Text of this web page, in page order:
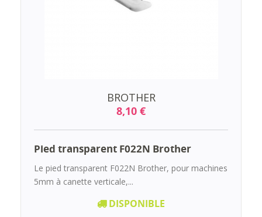
BROTHER
8,10 €
Pied transparent F022N Brother
Le pied transparent F022N Brother, pour machines
5mm à canette verticale,...
DISPONIBLE